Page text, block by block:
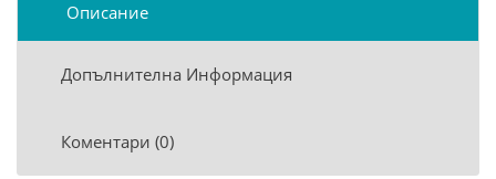
Описание
Допълнителна Информация
Коментари (0)